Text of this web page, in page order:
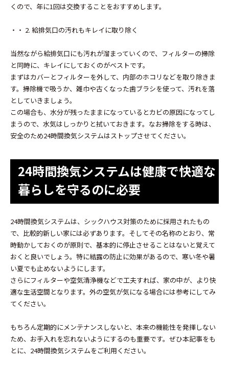
くので、年に1回は交換することをおすすめします。
・・ 2. 給排気口の汚れもキレイに取り除く
当然ながら給排気口にも汚れが溜まっていくので、フィルターの掃除
と同時に、キレイにしておくのがベストです。
まずはカバーとフィルターを外して、内部のホコリなどを取り除きま
す。掃除機で吸うか、雑巾や古くなった歯ブラシを使って、汚れを落
としていきましょう。
この場合も、水分が残ったままになっているとカビの原因になってし
まうので、水気はしっかりと拭いておきます。なお掃除をする時は、
安全のため24時間換気システムはストップさせてください。
24時間換気システムは健康で快適な
暮らしを守るのに必要
24時間換気システムは、シックハウス対策のために採用されたもの
で、比較的新しい家には必ずあります。そしてその名称のとおり、常
時動かしておくのが原則で、基本的に停止させることはないと覚えて
おくと良いでしょう。特に結露の防止に効果があるので、寒い冬や暑
い夏でも止めないようにします。
さらにフィルターや空気清浄機などで工夫すれば、家の中が、より快
適な生活空間となります。外の空気が気になる場合には参考にしてみ
てください。
もちろん定期的にメンテナンスしないと、本来の機能性を発揮しない
ため、お手入れを忘れないようにするのも重要です。ぜひ本記事をも
とに、24時間換気システムをご利用ください。